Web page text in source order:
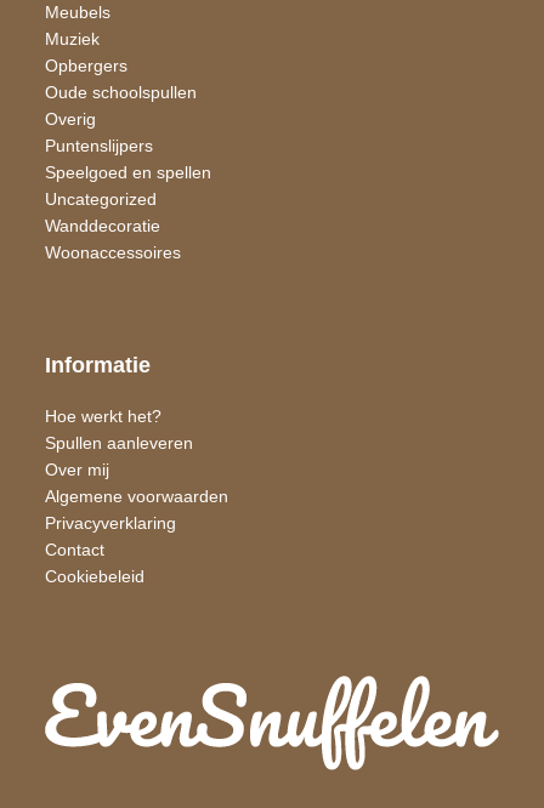
Meubels
Muziek
Opbergers
Oude schoolspullen
Overig
Puntenslijpers
Speelgoed en spellen
Uncategorized
Wand​decoratie
Woon​accessoires
Informatie
Hoe werkt het?
Spullen aanleveren
Over mij
Algemene voorwaarden
Privacyverklaring
Contact
Cookiebeleid